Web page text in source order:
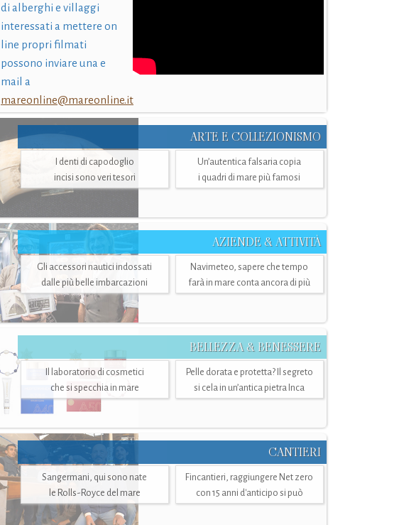
di alberghi e villaggi
interessati a mettere on
line propri filmati
possono inviare una e
mail a
mareonline@mareonline.it
ARTE E COLLEZIONISMO
I denti di capodoglio
incisi sono veri tesori
Un’autentica falsaria copia
i quadri di mare più famosi
AZIENDE & ATTIVITÀ
Gli accessori nautici indossati
dalle più belle imbarcazioni
Navimeteo, sapere che tempo
farà in mare conta ancora di più
BELLEZZA & BENESSERE
Il laboratorio di cosmetici
che si specchia in mare
Pelle dorata e protetta? Il segreto
si cela in un’antica pietra Inca
CANTIERI
Sangermani, qui sono nate
le Rolls-Royce del mare
Fincantieri, raggiungere Net zero
con 15 anni d'anticipo si può